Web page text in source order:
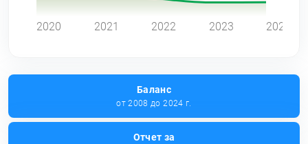
2020 2021 2022 2023 2024
Баланс
от 2008 до 2024 г.
Отчет за